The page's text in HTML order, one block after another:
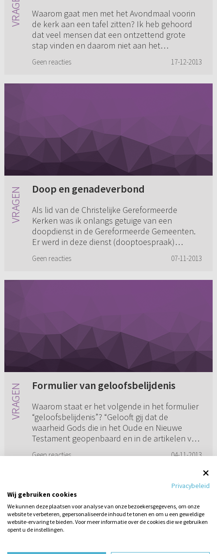
Waarom gaat men met het Avondmaal voorin
de kerk aan een tafel zitten? Ik heb gehoord
dat veel mensen dat een ontzettend grote
stap vinden en daarom niet aan het
Geen reacties 17-12-2013
Doop en genadeverbond
Als lid van de Christelijke Gereformeerde
Kerken was ik onlangs getuige van een
doopdienst in de Gereformeerde Gemeenten.
Er werd in deze dienst (dooptoespraak)
Geen reacties 07-11-2013
Formulier van geloofsbelijdenis
Waarom staat er het volgende in het formulier
“geloofsbelijdenis”? “Gelooft gij dat de
waarheid Gods die in het Oude en Nieuwe
Testament geopenbaard en in de artikelen van
Geen reacties 04-11-2013
1 2 3
Privacybeleid
Wij gebruiken cookies
We kunnen deze plaatsen voor analyse van onze bezoekersgegevens, om onze
website te verbeteren, gepersonaliseerde inhoud te tonen en om u een geweldige
website-ervaring te bieden. Voor meer informatie over de cookies die we gebruiken
opent u de instellingen.